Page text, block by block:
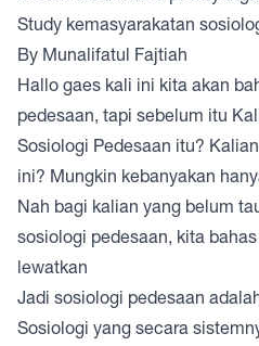
Study kemasyarakatan
By Munalifatul Fajtiah
Hallo gaes kali ini kita akan
pedesaan, tapi sebelum itu
Sosiologi Pedesaan itu?
ini? Mungkin kebanyakan
Nah bagi kalian yang belum
sosiologi pedesaan, kita
lewatkan
Jadi sosiologi pedesaan
Sosiologi yang secara